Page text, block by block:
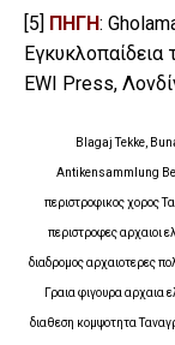
[5] ΠΗΓΗ:
EWI Press,
Blagaj Tekke,
Antikensammlung
περιστροφικος χορος
περιστροφες αρχαιοι
διαδρομος αρχαιοτερες
Γραια φιγουρα αρχαια
διαθεση κομψοτητα